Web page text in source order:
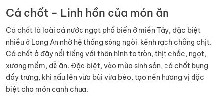
Cá chốt – Linh hồn của món ăn
Cá chốt là loài cá nước ngọt phổ biến ở miền Tây, đặc biệt
nhiều ở Long An nhờ hệ thống sông ngòi, kênh rạch chằng chịt.
Cá chốt ở đây nổi tiếng với thân hình to tròn, thịt chắc, ngọt,
xương mềm, dễ ăn. Đặc biệt, vào mùa sinh sản, cá chốt bụng
đầy trứng, khi nấu lên vừa bùi vừa béo, tạo nên hương vị đặc
biệt cho món canh chua.